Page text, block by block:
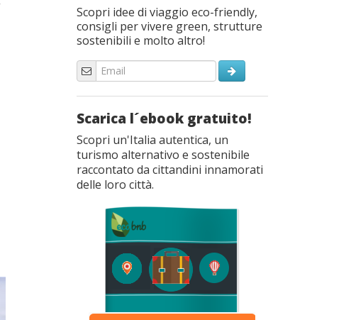
Scopri idee di viaggio eco-friendly,
consigli per vivere green, strutture
sostenibili e molto altro!
Scarica l´ebook gratuito!
Scopri un'Italia autentica, un
turismo alternativo e sostenibile
raccontato da cittandini innamorati
delle loro città.